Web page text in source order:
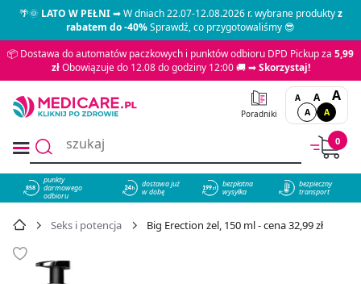
🌴🌞LATO W PEŁNI➡ W dniach 22.07-12.08.2026 r. wybrane produktyz
rabatem do -40%Sprawdź, co przygotowaliśmy 😎
📦 Dostawa do automatów paczkowych i punktów odbioru DPD Pickup za 5,99
złObowiązuje do 12.08 do godziny 12:00 🚚 ➡Skorzystaj!
Poradniki
A A A
A A
0
858
punkty
darmowego
odbioru
dostawa już
w dobę
bezpłatna
wysyłka
bezpieczny
transport
Seks i potencja Big Erection żel, 150 ml - cena 32,99 zł